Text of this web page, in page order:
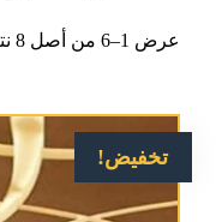
عرض 1–6 من أصل 8 نتائج
تخفيض!